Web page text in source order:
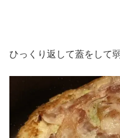
ひっくり返して蓋をして